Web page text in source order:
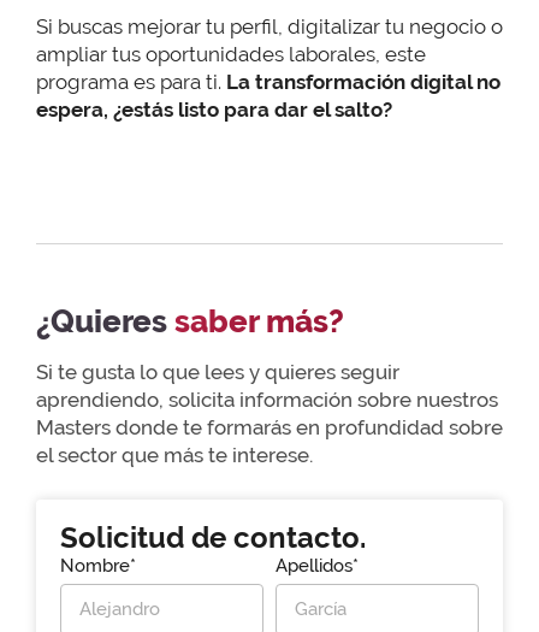
Si buscas mejorar tu perfil, digitalizar tu negocio o
ampliar tus oportunidades laborales, este
programa es para ti. La transformación digital no
espera, ¿estás listo para dar el salto?
¿Quieressaber más?
Si te gusta lo que lees y quieres seguir
aprendiendo, solicita información sobre nuestros
Masters donde te formarás en profundidad sobre
el sector que más te interese.
Solicitud de contacto.
Nombre* Apellidos*